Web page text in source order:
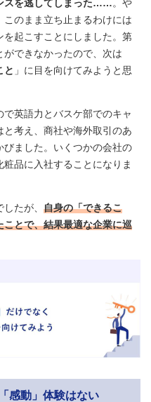
スを逃してしまった……。や
このまま立ち止まるわけには
起こすことにしました。第
できなかったので、次は
と 」に目を向けてみようと思
英語力とバスケ部でのキャ
考え、商社や海外取引のあ
ました。いくつかの会社の
品に入社することになりま
たが、 自身の「できるこ
とで、結果最適な企業に巡
感動」体験はない